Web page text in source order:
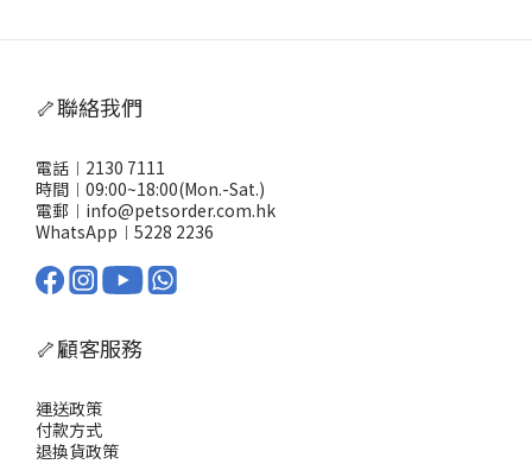
🦴聯絡我們
電話︱2130 7111
時間︱09:00~18:00(Mon.-Sat.)
電郵︱info@petsorder.com.hk
WhatsApp︱ 5228 2236
🦴顧客服務
運送政策
付款方式
退換貨政策